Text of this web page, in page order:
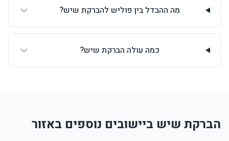
מה ההבדל בין פוליש להברקת שיש?
כמה עולה הברקת שיש?
הברקת שיש ביישובים נוספים באזור